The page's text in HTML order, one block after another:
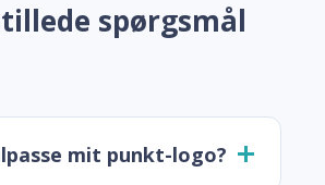
spørgsmål
mit punkt-logo?